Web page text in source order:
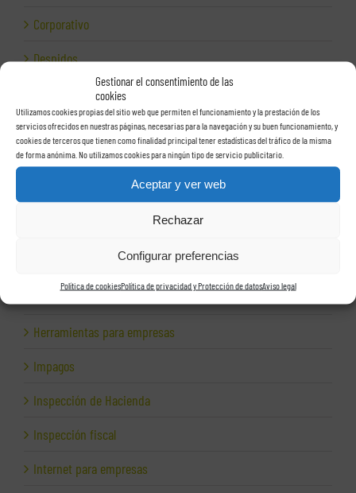
Gestionar el consentimiento de las
cookies
Utilizamos cookies propias del sitio web que permiten el funcionamiento y la prestación de los
servicios ofrecidos en nuestras páginas, necesarias para la navegación y su buen funcionamiento, y
cookies de terceros que tienen como finalidad principal tener estadísticas del tráfico de la misma
de forma anónima. No utilizamos cookies para ningún tipo de servicio publicitario.
Aceptar y ver web
Rechazar
Configurar preferencias
Política de cookiesPolítica de privacidad y Protección de datosAviso legal
Corporativo
Despidos
Dirección financiera
Empresas e Internet
Exportación
Herramientas para empresas
Impagos
Inspección de Hacienda
Inspección fiscal
Internet para empresas